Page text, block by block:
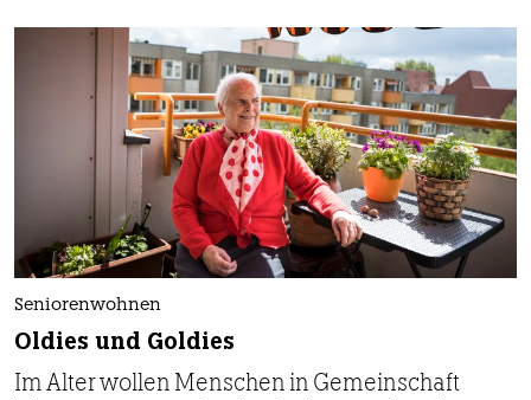
Seniorenwohnen
Oldies und Goldies
Im Alter wollen Menschen in Gemeinschaft